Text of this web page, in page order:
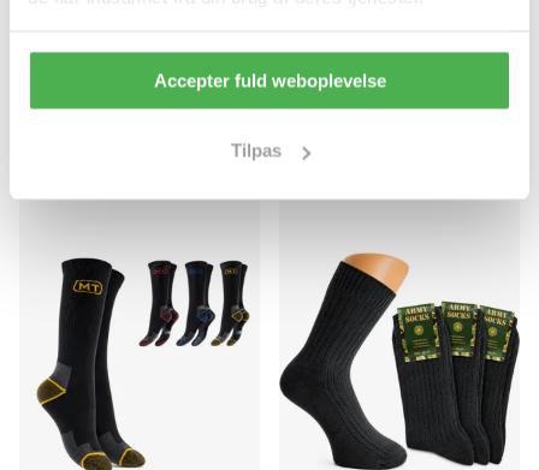
Accepter fuld weboplevelse
Tilpas
40-43 43-46
Light Angorasokker
Blødt, lunt og behageligt
45-47
ArmyGrønne Uldsokker
Blødt og lunende materiale
49,00 kr